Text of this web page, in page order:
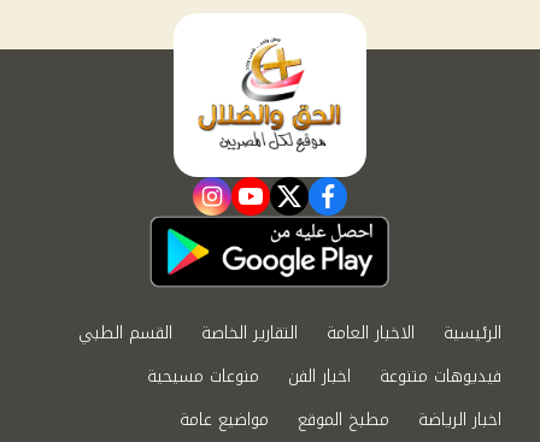
facebook
twitter
youtube
instagram
الرئيسية الاخبار العامة التقارير الخاصة
القسم الطبي
فيديوهات متنوعة
اخبار الفن
منوعات مسيحية
اخبار الرياضة
مطبخ الموقع مواضيع عامة